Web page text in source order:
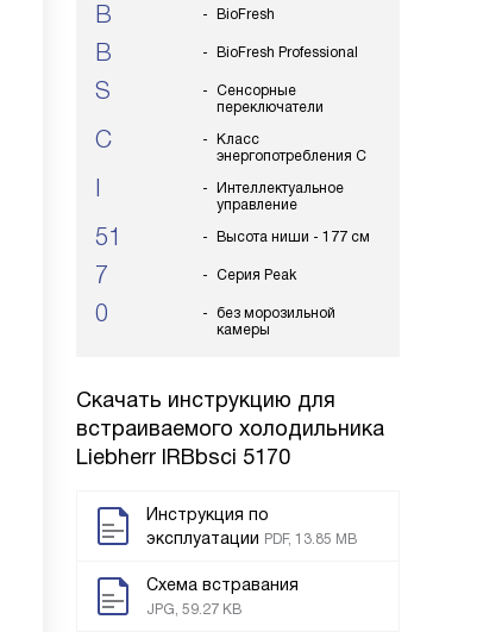
B BioFresh
B BioFresh Professional
S
Сенсорные
переключатели
C
Класс
энергопотребления С
Интеллектуальное
управление
51 Высота ниши - 177 см
7 Серия Peak
0
без морозильной
камеры
Скачать инструкцию для
встраиваемого холодильника
Liebherr IRBbsci 5170
Инструкция по
эксплуатации PDF, 13.85 MB
Схема встравания
JPG, 59.27 KB